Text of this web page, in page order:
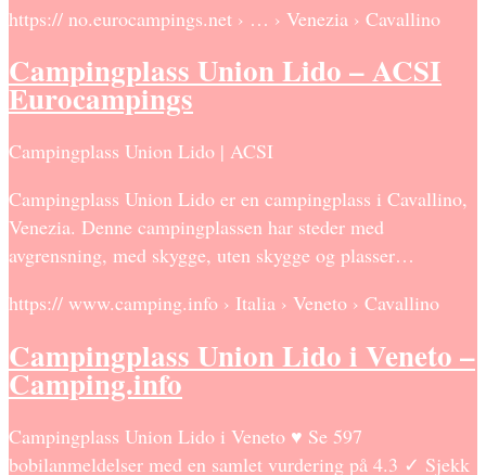
https:// no.eurocampings.net › … › Venezia › Cavallino
Campingplass Union Lido – ACSI
Eurocampings
Campingplass Union Lido | ACSI
Campingplass Union Lido er en campingplass i Cavallino,
Venezia. Denne campingplassen har steder med
avgrensning, med skygge, uten skygge og plasser…
https:// www.camping.info › Italia › Veneto › Cavallino
Campingplass Union Lido i Veneto –
Camping.info
Campingplass Union Lido i Veneto ♥ Se 597
bobilanmeldelser med en samlet vurdering på 4.3 ✓ Sjekk